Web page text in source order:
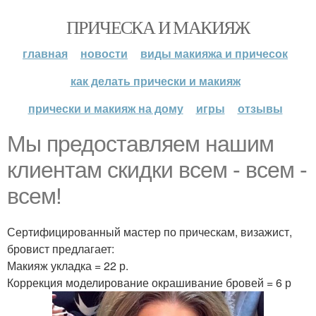
ПРИЧЕСКА И МАКИЯЖ
главная новости
виды макияжа и причесок
как делать прически и макияж
прически и макияж на дому
игры отзывы
Мы предоставляем нашим
клиентам скидки всем - всем -
всем!
Сертифицированный мастер по прическам, визажист,
бровист предлагает:
Макияж укладка = 22 р.
Коррекция моделирование окрашивание бровей = 6 р